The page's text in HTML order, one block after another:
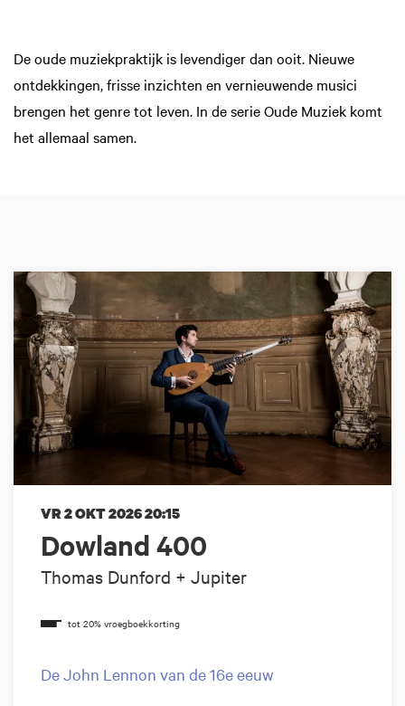
De oude muziekpraktijk is levendiger dan ooit. Nieuwe
ontdekkingen, frisse inzichten en vernieuwende musici
brengen het genre tot leven. In de serie Oude Muziek komt
het allemaal samen.
Dowland 400
Thomas Dunford + Jupiter
VR 2 OKT 202620:15
De John Lennon van de 16e eeuw